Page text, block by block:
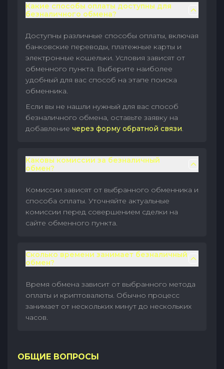
Какие способы оплаты доступны для
безналичного обмена?
Доступны различные способы оплаты, включая
банковские переводы, платежные карты и
электронные кошельки. Условия зависят от
обменного пункта. Выберите наиболее
удобный для вас способ на этапе поиска
обменника.
Если вы не нашли нужный для вас способ
безналичного обмена, оставьте заявку на
добавление через форму обратной связи.
Каковы комиссии за безналичный
обмен?
Комиссии зависят от выбранного обменника и
способа оплаты. Уточняйте актуальные
комиссии перед совершением сделки на
сайте обменного пункта.
Сколько времени занимает безналичный
обмен?
Время обмена зависит от выбранного метода
оплаты и криптовалюты. Обычно процесс
занимает от нескольких минут до нескольких
часов.
ОБЩИЕ ВОПРОСЫ